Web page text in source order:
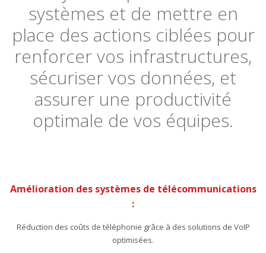
systèmes et de mettre en
place des actions ciblées pour
renforcer vos infrastructures,
sécuriser vos données, et
assurer une productivité
optimale de vos équipes.
Amélioration des systèmes de télécommunications
:
Réduction des coûts de téléphonie grâce à des solutions de VoIP
optimisées.